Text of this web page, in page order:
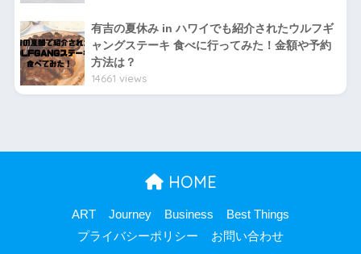
有吉の夏休み in ハワイでも紹介されたウルフギ
ャングステーキ 食べに行ってみた！金額や予約
方法は？
14661 views
HOME
ART Journey Business
Best Things
プライバシーポリシー
お問い合わせ